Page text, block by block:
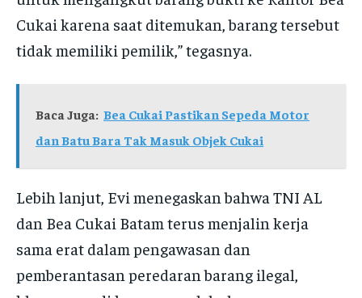
Cukai karena saat ditemukan, barang tersebut
tidak memiliki pemilik,” tegasnya.
Baca Juga: Bea Cukai Pastikan Sepeda Motor
dan Batu Bara Tak Masuk Objek Cukai
Lebih lanjut, Evi menegaskan bahwa TNI AL
dan Bea Cukai Batam terus menjalin kerja
sama erat dalam pengawasan dan
pemberantasan peredaran barang ilegal,